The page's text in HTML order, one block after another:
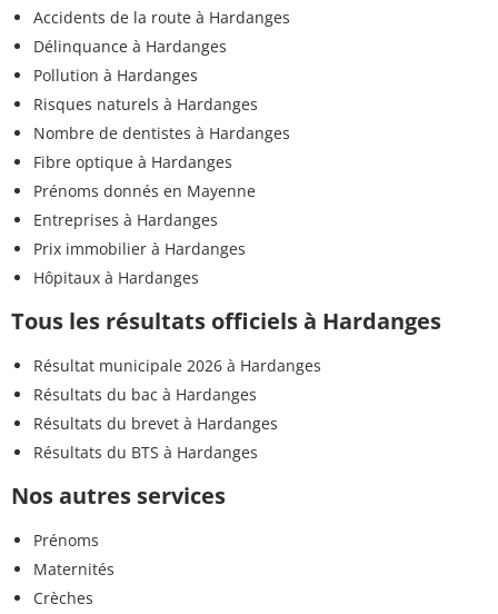
Accidents de la route à Hardanges
Délinquance à Hardanges
Pollution à Hardanges
Risques naturels à Hardanges
Nombre de dentistes à Hardanges
Fibre optique à Hardanges
Prénoms donnés en Mayenne
Entreprises à Hardanges
Prix immobilier à Hardanges
Hôpitaux à Hardanges
Tous les résultats officiels à Hardanges
Résultat municipale 2026 à Hardanges
Résultats du bac à Hardanges
Résultats du brevet à Hardanges
Résultats du BTS à Hardanges
Nos autres services
Prénoms
Maternités
Crèches